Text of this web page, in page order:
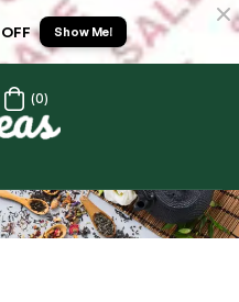
Show Me!
(0)